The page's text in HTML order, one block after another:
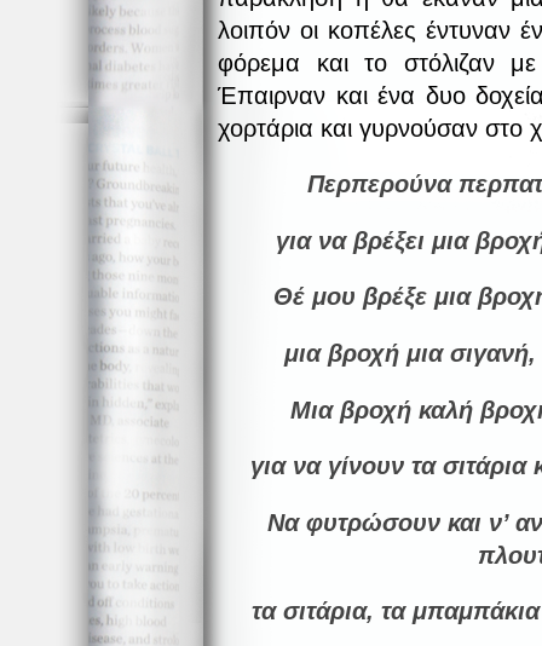
λοιπόν οι κοπέλες έντυναν
φόρεμα και το στόλιζαν
Έπαιρναν και ένα δυο
χορτάρια και γυρνούσαν στο
Περπερούνα
για να βρέξει μια
Θέ μου βρέξε μια
μια βροχή μια
Μια βροχή καλή
για να γίνουν τα
Να φυτρώσουν και ν’
τα σιτάρια, τα